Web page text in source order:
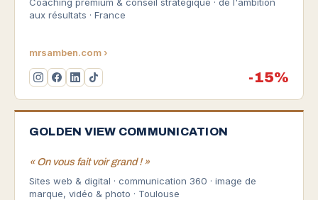
Coaching premium & conseil stratégique · de l'ambition
aux résultats · France
mrsamben.com ›
-15%
GOLDEN VIEW COMMUNICATION
« On vous fait voir grand ! »
Sites web & digital · communication 360 · image de
marque, vidéo & photo · Toulouse